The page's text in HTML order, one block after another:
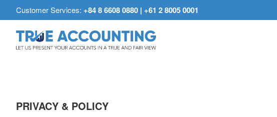
Customer Services: +84 8 6608 0880 | +61 2 8005 0001
PRIVACY & POLICY